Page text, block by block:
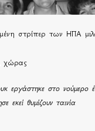
στρίπερ των ΗΠΑ
χώρας
εργάστηκε στο νούμερο
εκεί θυμίζουν ταινία